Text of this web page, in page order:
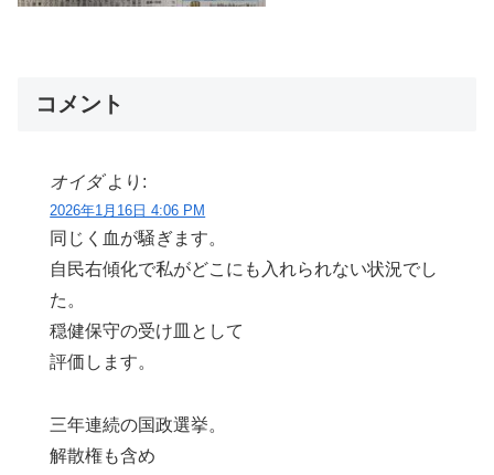
コメント
オイダ より:
2026年1月16日 4:06 PM
同じく血が騒ぎます。
自民右傾化で私がどこにも入れられない状況でし
た。
穏健保守の受け皿として
評価します。
三年連続の国政選挙。
解散権も含め